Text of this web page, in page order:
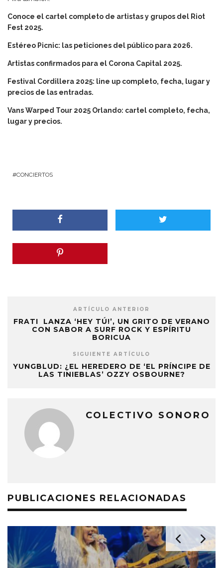
Conoce el cartel completo de artistas y grupos del Riot
Fest 2025.
Estéreo Picnic: las peticiones del público para 2026.
Artistas confirmados para el Corona Capital 2025.
Festival Cordillera 2025: line up completo, fecha, lugar y
precios de las entradas.
Vans Warped Tour 2025 Orlando: cartel completo, fecha,
lugar y precios.
CONCIERTOS
ARTÍCULO ANTERIOR
FRATI LANZA ‘HEY TÚ!’, UN GRITO DE VERANO
CON SABOR A SURF ROCK Y ESPÍRITU
BORICUA
SIGUIENTE ARTÍCULO
YUNGBLUD: ¿EL HEREDERO DE ‘EL PRÍNCIPE DE
LAS TINIEBLAS’ OZZY OSBOURNE?
COLECTIVO SONORO
PUBLICACIONES RELACIONADAS